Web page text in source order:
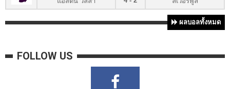
ผลบอลทั้งหมด
FOLLOW US